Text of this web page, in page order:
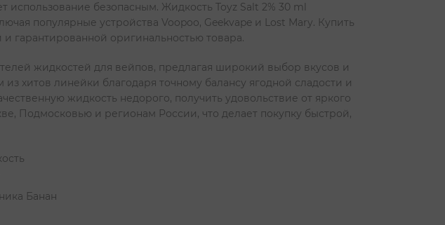
безопасным. Жидкость Toyz Salt 2% 30 ml
популярные устройства Voopoo, Geekvape и Lost Mary. Купить
гарантированной оригинальностью товара.
жидкостей для вейпов, предлагая широкий выбор вкусов и
хитов линейки благодаря точному балансу ягодной сладости и
жидкость недорого, получить удовольствие от яркого
Подмосковью и регионам России, что делает покупку быстрой,
Банан